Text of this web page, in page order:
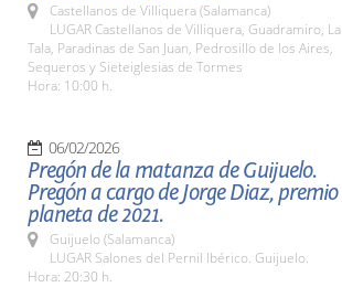
Castellanos de Villiquera (Salamanca)
LUGAR Castellanos de Villiquera, Guadramiro, La
Tala, Paradinas de San Juan, Pedrosillo de los Aires,
Sequeros y Sieteiglesias de Tormes
Hora: 10:00 h.
06/02/2026
Pregón de la matanza de Guijuelo.
Pregón a cargo de Jorge Diaz, premio
planeta de 2021.
Guijuelo (Salamanca)
LUGAR Salones del Pernil Ibérico. Guijuelo.
Hora: 20:30 h.